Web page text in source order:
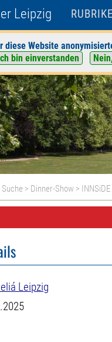
Leipzig
diese Website
bin einverstanden
Suche > Dinner-Show >
Leipzig